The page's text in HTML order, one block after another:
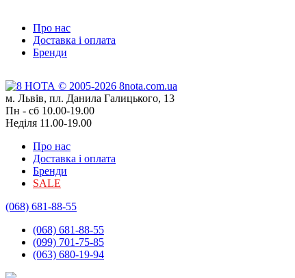
Про нас
Доставка і оплата
Бренди
м. Львів, пл. Данила Галицького, 13
Пн - сб 10.00-19.00
Неділя 11.00-19.00
Про нас
Доставка і оплата
Бренди
SALE
(068) 681-88-55
(068) 681-88-55
(099) 701-75-85
(063) 680-19-94